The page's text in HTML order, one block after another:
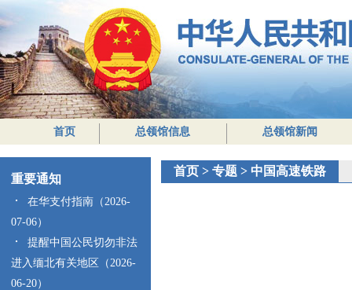
首页 总领馆信息 总领馆新闻
重要通知
在华支付指南（2026-
07-06）
提醒中国公民切勿非法
进入缅北有关地区（2026-
06-20）
首页 > 专题 > 中国高速铁路